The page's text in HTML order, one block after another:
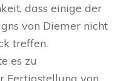
dass einige der
von Diemer nicht
treffen.
es zu